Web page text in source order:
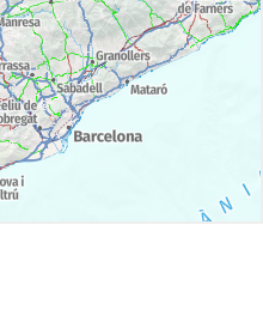
de duración suele
chicharrones durante el
tenedor de pan con
de Santa Pau con
de Vol de Coloms
por el piloto
el campo de aterrizaje